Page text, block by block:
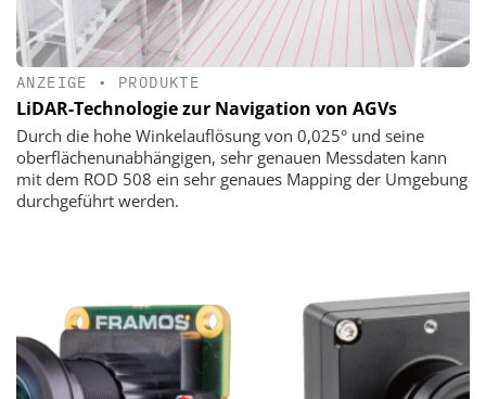
ANZEIGE • PRODUKTE
LiDAR-Technologie zur Navigation von AGVs
Durch die hohe Winkelauflösung von 0,025° und seine
oberflächenunabhängigen, sehr genauen Messdaten kann
mit dem ROD 508 ein sehr genaues Mapping der Umgebung
durchgeführt werden.